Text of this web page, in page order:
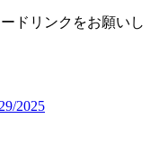
ドリンクをお願いし
2025